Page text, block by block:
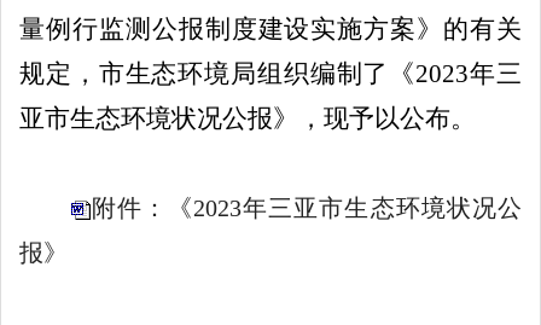
量例行监测公报制度建设实施方案》的有关
规定，市生态环境局组织编制了《2023年三
亚市生态环境状况公报》，现予以公布。
附件：《2023年三亚市生态环境状况公
报》